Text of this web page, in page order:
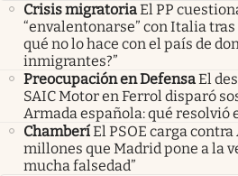
Crisis migratoriaEl PP
“envalentonarse” con Italia tras
qué no lo hace con el país de
inmigrantes?”
Preocupación en DefensaEl
SAIC Motor en Ferrol disparó
Armada española: qué resolvió
ChamberíEl PSOE carga
millones que Madrid pone a la
mucha falsedad”